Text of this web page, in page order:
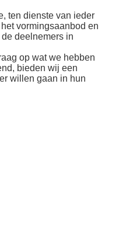
ten dienste van ieder
vormingsaanbod en
deelnemers in
op wat we hebben
bieden wij een
willen gaan in hun